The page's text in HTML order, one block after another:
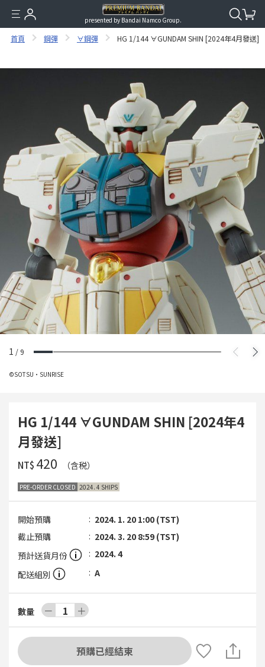
presented by Bandai Namco Group.
首頁 鋼彈 ∀鋼彈 HG 1/144 ∀GUNDAM SHIN [2024年4月發送]
1 /9
©SOTSU・SUNRISE
HG 1/144 ∀GUNDAM SHIN [2024年4
月發送]
NT$ ‌420 （含税）
PRE-ORDER CLOSED 2024. 4 SHIPS
開始預購
2024. 1. 20 1:00 (TST)
截止預購
2024. 3. 20 8:59 (TST)
預計送貨月份
2024. 4
配送組別
A
數量 － 1 ＋
預購已經結束